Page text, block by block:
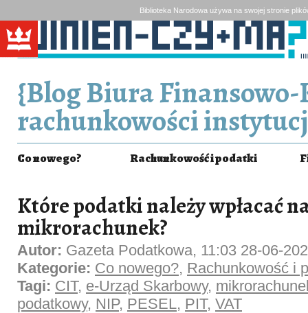
Biblioteka Narodowa używa na swojej stronie
{Blog Biura
rachunkowości
Co nowego? Rachunkowość i podatki
Które podatki należy wpłacać
mikrorachunek?
Autor: Gazeta Podatkowa, 11:03 28-06-
Kategorie: Co nowego?, Rachunkowość i
Tagi: CIT, e-Urząd Skarbowy,
podatkowy, NIP, PESEL, PIT, VAT